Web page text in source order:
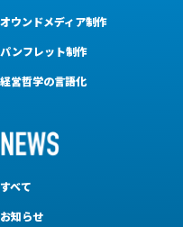
オウンドメディア制作
パンフレット制作
経営哲学の言語化
すべて
お知らせ